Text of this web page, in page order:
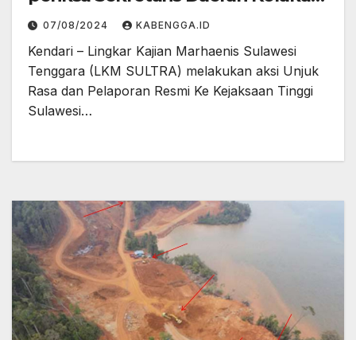
Timur
07/08/2024 KABENGGA.ID
Kendari – Lingkar Kajian Marhaenis Sulawesi
Tenggara (LKM SULTRA) melakukan aksi Unjuk
Rasa dan Pelaporan Resmi Ke Kejaksaan Tinggi
Sulawesi…